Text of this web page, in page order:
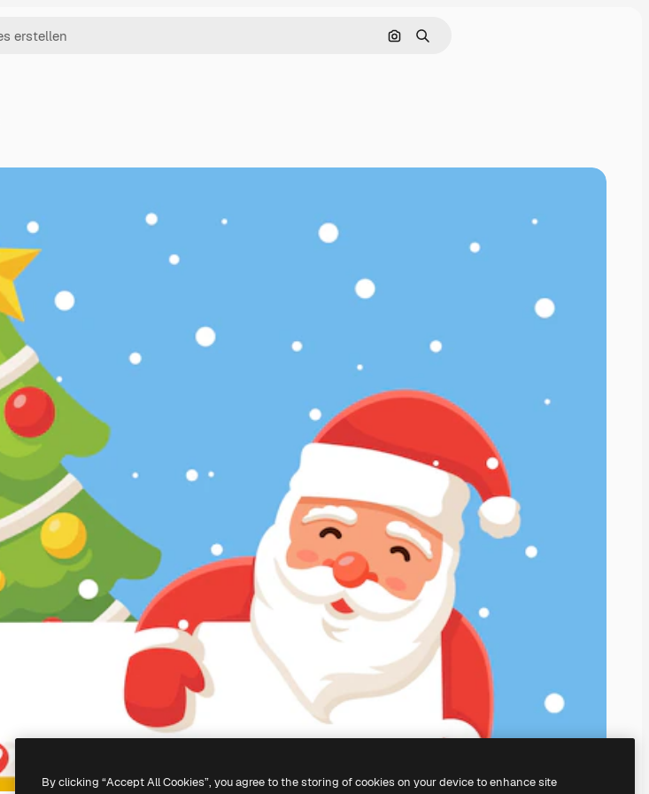
Nach Bild suchen
Suchen
By clicking “Accept All Cookies”, you agree to the storing of cookies on your device to enhance site